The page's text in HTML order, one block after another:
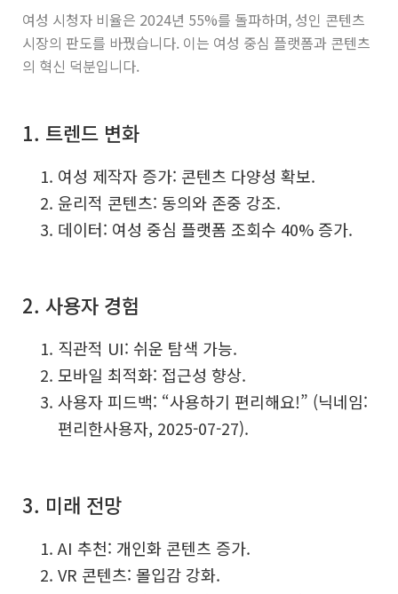
여성 시청자 비율은 2024년 55%를 돌파하며, 성인 콘텐츠
시장의 판도를 바꿨습니다. 이는 여성 중심 플랫폼과 콘텐츠
의 혁신 덕분입니다.
1. 트렌드 변화
여성 제작자 증가: 콘텐츠 다양성 확보.
윤리적 콘텐츠: 동의와 존중 강조.
데이터: 여성 중심 플랫폼 조회수 40% 증가.
2. 사용자 경험
직관적 UI: 쉬운 탐색 가능.
모바일 최적화: 접근성 향상.
사용자 피드백: “사용하기 편리해요!” (닉네임:
편리한사용자, 2025-07-27).
3. 미래 전망
AI 추천: 개인화 콘텐츠 증가.
VR 콘텐츠: 몰입감 강화.